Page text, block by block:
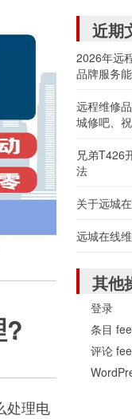
?
处理电
近期
2026年远
品牌服务
远程维修
城修吧、
兄弟T426
法
关于远城
远城在线
其他
登录
条目
评论